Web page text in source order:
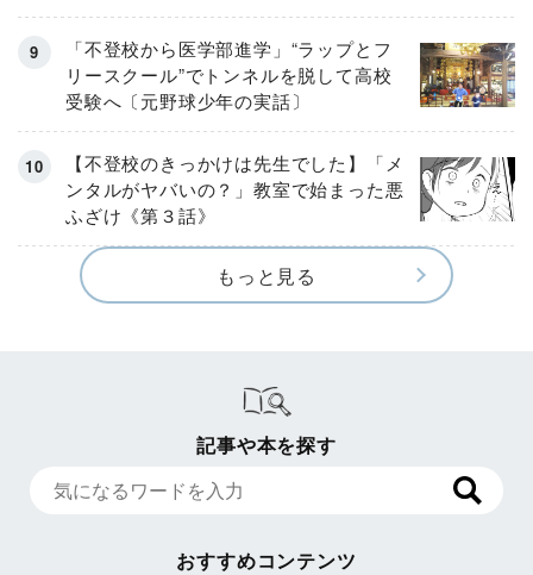
「不登校から医学部進学」“ラップとフ
リースクール”でトンネルを脱して高校
受験へ〔元野球少年の実話〕
【不登校のきっかけは先生でした】「メ
ンタルがヤバいの？」教室で始まった悪
ふざけ《第３話》
もっと見る
記事や本を探す
おすすめコンテンツ